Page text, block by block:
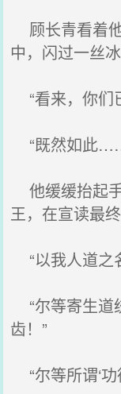
顾长青看着
中，闪过一丝
“看来，你们
“既然如此
他缓缓抬起
王，在宣读最终
“以我人道之
“尔等寄生道
齿！”
“尔等所谓‘功